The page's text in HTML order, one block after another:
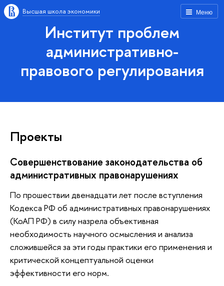
Меню
Высшая школа экономики
Институт проблем
административно-
правового регулирования
Проекты
Совершенствование законодательства об
административных правонарушениях
По прошествии двенадцати лет после вступления
Кодекса РФ об административных правонарушениях
(КоАП РФ) в силу назрела объективная
необходимость научного осмысления и анализа
сложившейся за эти годы практики его применения и
критической концептуальной оценки
эффективности его норм.